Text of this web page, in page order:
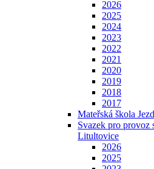
2026
2025
2024
2023
2022
2021
2020
2019
2018
2017
Mateřská škola
Svazek pro provoz
Litultovice
2026
2025